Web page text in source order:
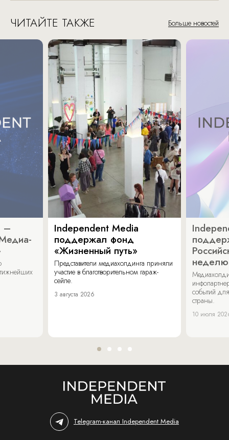
ЧИТАЙТЕ ТАКЖЕ Больше новостей
–
Independent Media
поддержал фонд
«Жизненный путь»
Представители медиахолдинга приняли
участие в благотворительном гараж-
сейле.
3 августа 2026
неделю
событий
страны.
10 июля
Telegram-канал Independent Media